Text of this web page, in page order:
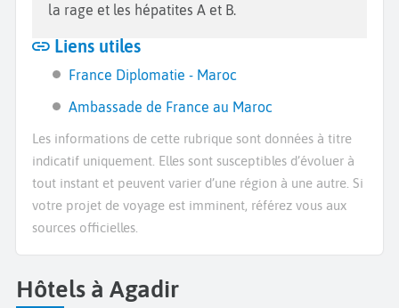
la rage et les hépatites A et B.
Liens utiles
France Diplomatie - Maroc
Ambassade de France au Maroc
Les informations de cette rubrique sont données à titre
indicatif uniquement. Elles sont susceptibles d’évoluer à
tout instant et peuvent varier d’une région à une autre. Si
votre projet de voyage est imminent, référez vous aux
sources officielles.
Hôtels à Agadir